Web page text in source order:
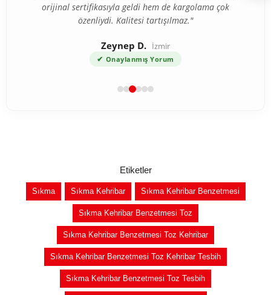
orijinal sertifikasıyla geldi hem de kargolama çok
özenliydi. Kalitesi tartışılmaz."
Zeynep D. İzmir
✔ Onaylanmış Yorum
Etiketler
Sıkma Sıkma Kehribar Sıkma Kehribar Benzetmesi
Sıkma Kehribar Benzetmesi Toz
Sıkma Kehribar Benzetmesi Toz Kehribar
Sıkma Kehribar Benzetmesi Toz Kehribar Tesbih
Sıkma Kehribar Benzetmesi Toz Tesbih